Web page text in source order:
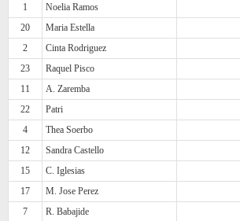
1
Noelia Ramos
20
Maria Estella
2
Cinta Rodriguez
23
Raquel Pisco
11
A. Zaremba
22
Patri
4
Thea Soerbo
12
Sandra Castello
15
C. Iglesias
17
M. Jose Perez
7
R. Babajide